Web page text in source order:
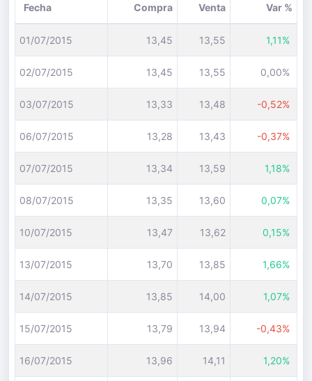
Fecha Compra Venta Var %
01/07/2015 13,45 13,55 1,11%
02/07/2015 13,45 13,55 0,00%
03/07/2015 13,33 13,48 -0,52%
06/07/2015 13,28 13,43 -0,37%
07/07/2015 13,34 13,59 1,18%
08/07/2015 13,35 13,60 0,07%
10/07/2015 13,47 13,62 0,15%
13/07/2015 13,70 13,85 1,66%
14/07/2015 13,85 14,00 1,07%
15/07/2015 13,79 13,94 -0,43%
16/07/2015 13,96 14,11 1,20%